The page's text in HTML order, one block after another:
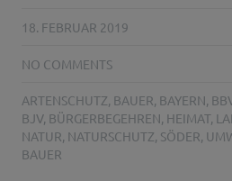
18. FEBRUAR 2019
NO COMMENTS
ARTENSCHUTZ, BAUER, BAYERN,
BJV, BÜRGERBEGEHREN, HEIMAT,
NATUR, NATURSCHUTZ, SÖDER,
BAUER